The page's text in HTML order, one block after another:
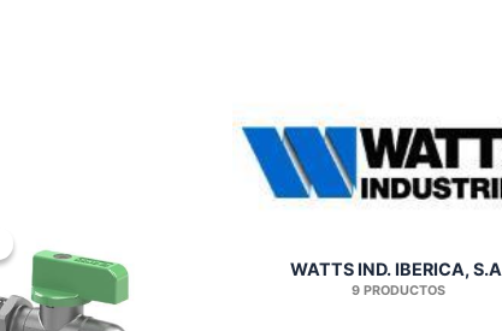
WATTS IND. IBERICA,
9 PRODUCTOS